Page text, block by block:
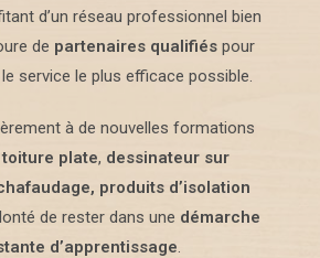
d’un réseau professionnel bien
de partenaires qualifiéspour
service le plus efficace possible.
à de nouvelles formations
toiture plate, dessinateur sur
produits d’isolation
de rester dans une démarche
d’apprentissage.